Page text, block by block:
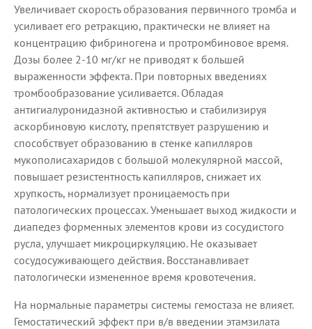
Увеличивает скорость образования первичного тромба и
усиливает его ретракцию, практически не влияет на
концентрацию фибриногена и протромбиновое время.
Дозы более 2-10 мг/кг не приводят к большей
выраженности эффекта. При повторных введениях
тромбообразование усиливается. Обладая
антигиалуронидазной активностью и стабилизируя
аскорбиновую кислоту, препятствует разрушению и
способствует образованию в стенке капилляров
мукополисахаридов с большой молекулярной массой,
повышает резистентность капилляров, снижает их
хрупкость, нормализует проницаемость при
патологических процессах. Уменьшает выход жидкости и
диапедез форменных элементов крови из сосудистого
русла, улучшает микроциркуляцию. Не оказывает
сосудосуживающего действия. Восстанавливает
патологически измененное время кровотечения.
На нормальные параметры системы гемостаза не влияет.
Гемостатический эффект при в/в введении этамзилата